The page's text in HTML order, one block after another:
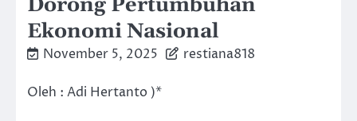
Ekonomi Nasional
November 5, 2025 restiana818
Oleh : Adi Hertanto )*